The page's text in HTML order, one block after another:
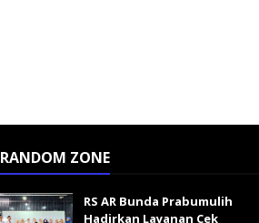
RANDOM ZONE
RS AR Bunda Prabumulih
Hadirkan Layanan Cek